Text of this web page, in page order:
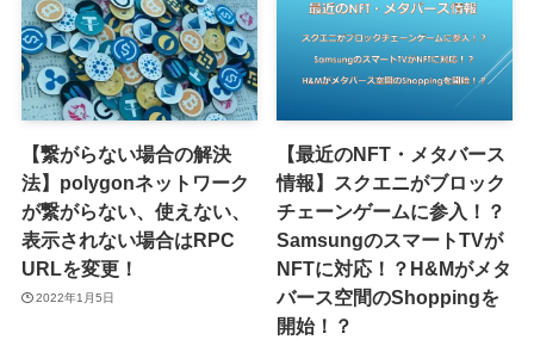
【繋がらない場合の解決
法】polygonネットワーク
が繋がらない、使えない、
表示されない場合はRPC
URLを変更！
2022年1月5日
【最近のNFT・メタバース
情報】スクエニがブロック
チェーンゲームに参入！？
SamsungのスマートTVが
NFTに対応！？H&Mがメタ
バース空間のShoppingを
開始！？